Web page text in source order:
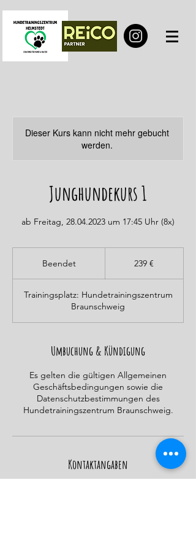
Dieser Kurs kann nicht mehr gebucht
werden.
Junghundekurs 1
ab Freitag, 28.04.2023 um 17:45 Uhr (8x)
BeendetB
n
d
e
239 €
Trainingsplatz: Hundetrainingszentrum
Braunschweig
Umbuchung & Kündigung
Es gelten die gültigen Allgemeinen
Geschäftsbedingungen sowie die
Datenschutzbestimmungen des
Hundetrainingszentrum Braunschweig.
Kontaktangaben